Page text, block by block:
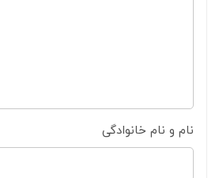
نام و نام خانوادگی